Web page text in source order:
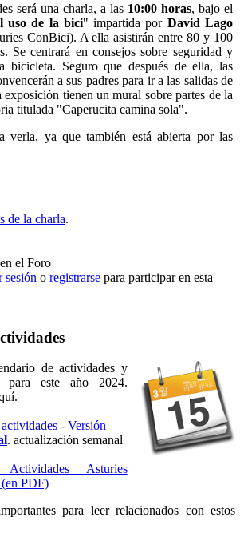
será una charla, a las 10:00 horas, bajo el
uso de la bici" impartida por David Lago
ConBici). A ella asistirán entre 80 y 100
Se centrará en consejos sobre seguridad y
bicicleta. Seguro que después de ella, las
a sus padres para ir a las salidas de
tienen un mural sobre partes de la
titulada "Caperucita camina sola".
verla, ya que también está abierta por las
de la charla.
el Foro
sesión o registrarse para participar en esta
de actividades y
para este año 2024.
- Versión
. actualización semanal
Asturies
PDF)
para leer relacionados con estos